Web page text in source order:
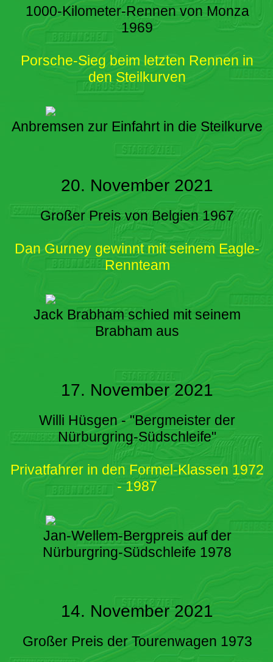
1000-Kilometer-Rennen von Monza
1969
Porsche-Sieg beim letzten Rennen in
den Steilkurven
Anbremsen zur Einfahrt in die Steilkurve
20. November 2021
Großer Preis von Belgien 1967
Dan Gurney gewinnt mit seinem Eagle-
Rennteam
Jack Brabham schied mit seinem
Brabham aus
17. November 2021
Willi Hüsgen - "Bergmeister der
Nürburgring-Südschleife"
Privatfahrer in den Formel-Klassen 1972
- 1987
Jan-Wellem-Bergpreis auf der
Nürburgring-Südschleife 1978
14. November 2021
Großer Preis der Tourenwagen 1973